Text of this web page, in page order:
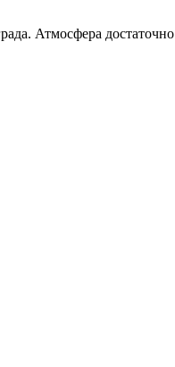
Атмосфера